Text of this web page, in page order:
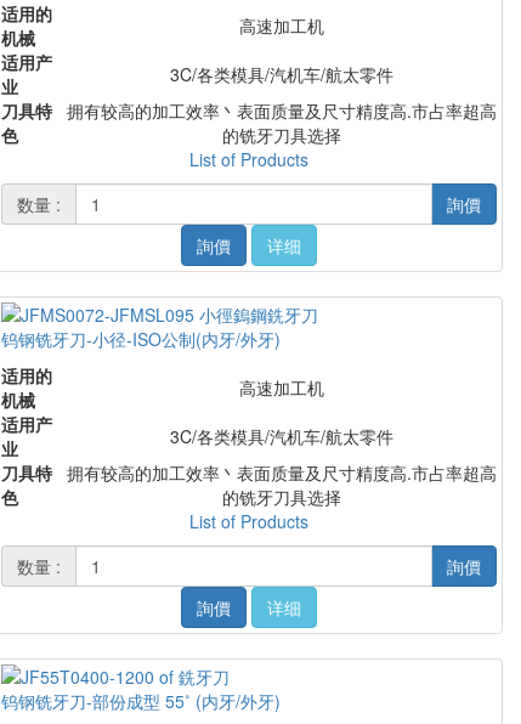
适用的
机械
高速加工机
适用产
业
3C/各类模具/汽机车/航太零件
刀具特
色
拥有较高的加工效率丶表面质量及尺寸精度高.市占率超高
的铣牙刀具选择
List of Products
数量 :
詢價
詢價
详细
钨钢铣牙刀-小径-ISO公制(内牙/外牙)
适用的
机械
高速加工机
适用产
业
3C/各类模具/汽机车/航太零件
刀具特
色
拥有较高的加工效率丶表面质量及尺寸精度高.市占率超高
的铣牙刀具选择
List of Products
数量 :
詢價
詢價
详细
钨钢铣牙刀-部份成型 55˚ (内牙/外牙)